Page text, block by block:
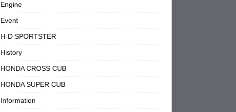
Engine
Event
H-D SPORTSTER
History
HONDA CROSS CUB
HONDA SUPER CUB
Information